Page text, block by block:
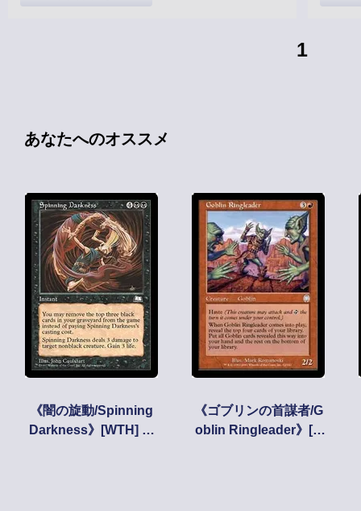
1
あなたへのオススメ
《闇の旋動/Spinning
Darkness》[WTH] 黒
《ゴブリンの首謀者/G
oblin Ringleader》[A